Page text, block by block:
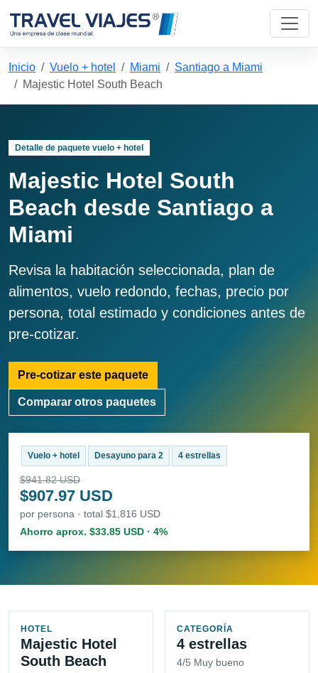
Inicio Vuelo + hotel Miami
Santiago a Miami
Majestic Hotel South Beach
Detalle de paquete vuelo + hotel
Majestic Hotel South
Beach desde Santiago a
Miami
Revisa la habitación seleccionada, plan de
alimentos, vuelo redondo, fechas, precio por
persona, total estimado y condiciones antes de
pre-cotizar.
Pre-cotizar este paquete
Comparar otros paquetes
Vuelo + hotel Desayuno para 2 4 estrellas
$941.82 USD
$907.97 USD
por persona · total $1,816 USD
Ahorro aprox. $33.85 USD · 4%
HOTEL
Majestic Hotel
South Beach
CATEGORÍA
4 estrellas
4/5 Muy bueno